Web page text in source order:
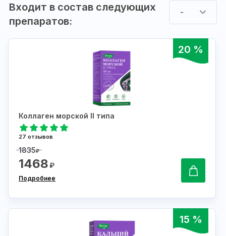
Входит в состав следующих
препаратов:
-
20 %
Коллаген морской II типа
27 отзывов
1835₽
1468₽
Подробнее
15 %